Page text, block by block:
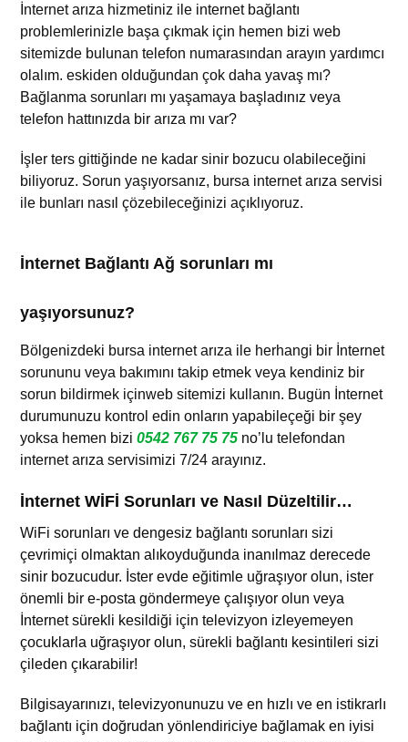
İnternet arıza hizmetiniz ile internet bağlantı
problemlerinizle başa çıkmak için hemen bizi web
sitemizde bulunan telefon numarasından arayın yardımcı
olalım.eskiden olduğundan çok daha yavaş mı?
Bağlanma sorunları mı yaşamaya başladınız veya
telefon hattınızda bir arıza mı var?
İşler ters gittiğinde ne kadar sinir bozucu olabileceğini
biliyoruz. Sorun yaşıyorsanız, bursa internet arıza servisi
ile bunları nasıl çözebileceğinizi açıklıyoruz.
İnternet Bağlantı Ağ sorunları mı
yaşıyorsunuz?
Bölgenizdeki bursa internet arıza ile herhangi bir İnternet
sorununu veya bakımını takip etmek veya kendiniz bir
sorun bildirmek içinweb sitemizi kullanın. Bugün İnternet
durumunuzu kontrol edin onların yapabileçeği bir şey
yoksa hemen bizi0542 767 75 75 no’lu telefondan
internet arıza servisimizi 7/24 arayınız.
İnternet WİFİ Sorunları ve Nasıl Düzeltilir…
WiFi sorunları ve dengesiz bağlantı sorunları sizi
çevrimiçi olmaktan alıkoyduğunda inanılmaz derecede
sinir bozucudur. İster evde eğitimle uğraşıyor olun, ister
önemli bir e-posta göndermeye çalışıyor olun veya
İnternet sürekli kesildiği için televizyon izleyemeyen
çocuklarla uğraşıyor olun, sürekli bağlantı kesintileri sizi
çileden çıkarabilir!
Bilgisayarınızı, televizyonunuzu ve en hızlı ve en istikrarlı
bağlantı için doğrudan yönlendiriciye bağlamak en iyisi